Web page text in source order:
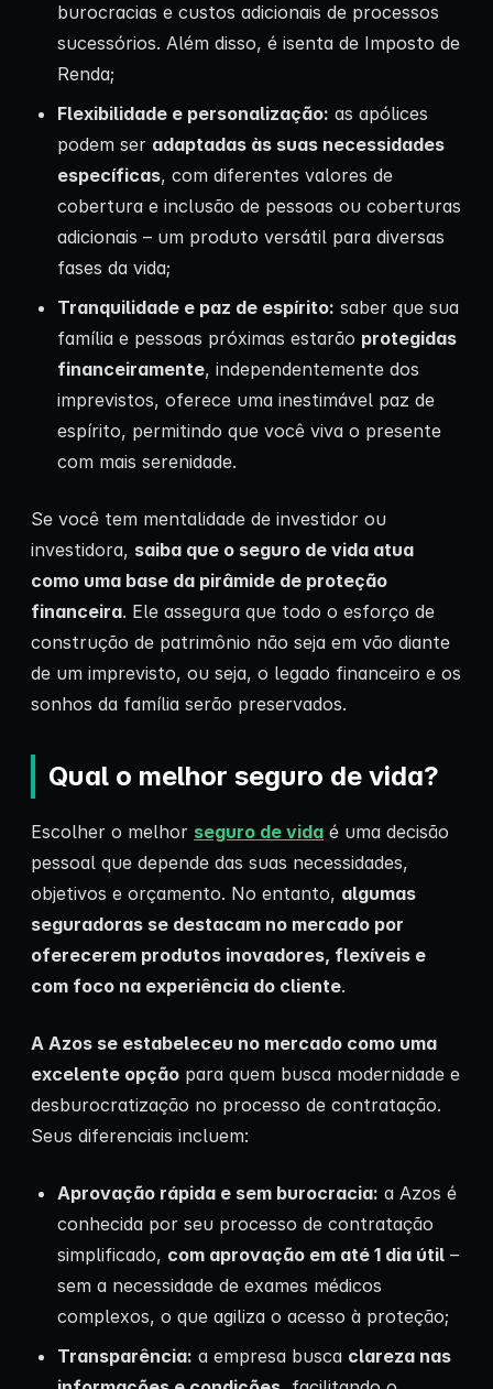
burocracias e custos adicionais de processos
sucessórios. Além disso, é isenta de Imposto de
Renda;
Flexibilidade e personalização: as apólices
podem ser adaptadas às suas necessidades
específicas, com diferentes valores de
cobertura e inclusão de pessoas ou coberturas
adicionais – um produto versátil para diversas
fases da vida;
Tranquilidade e paz de espírito: saber que sua
família e pessoas próximas estarão protegidas
financeiramente, independentemente dos
imprevistos, oferece uma inestimável paz de
espírito, permitindo que você viva o presente
com mais serenidade.
Se você tem mentalidade de investidor ou
investidora, saiba que o seguro de vida atua
como uma base da pirâmide de proteção
financeira. Ele assegura que todo o esforço de
construção de patrimônio não seja em vão diante
de um imprevisto, ou seja, o legado financeiro e os
sonhos da família serão preservados.
Qual o melhor seguro de vida?
Escolher o melhor seguro de vida é uma decisão
pessoal que depende das suas necessidades,
objetivos e orçamento. No entanto, algumas
seguradoras se destacam no mercado por
oferecerem produtos inovadores, flexíveis e
com foco na experiência do cliente.
A Azos se estabeleceu no mercado como uma
excelente opção para quem busca modernidade e
desburocratização no processo de contratação.
Seus diferenciais incluem:
Aprovação rápida e sem burocracia: a Azos é
conhecida por seu processo de contratação
simplificado, com aprovação em até 1 dia útil –
sem a necessidade de exames médicos
complexos, o que agiliza o acesso à proteção;
Transparência: a empresa busca clareza nas